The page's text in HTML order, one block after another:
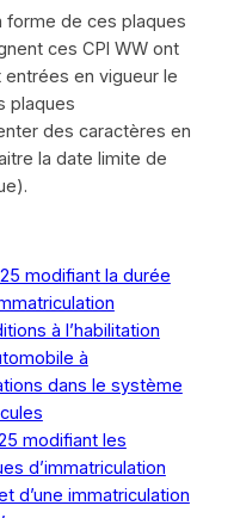
forme de ces plaques
ces CPI WW ont
en vigueur le
plaques
des caractères en
la date limite de
modifiant la durée
à l’habilitation
à
dans le système
modifiant les
d’immatriculation
d’une immatriculation